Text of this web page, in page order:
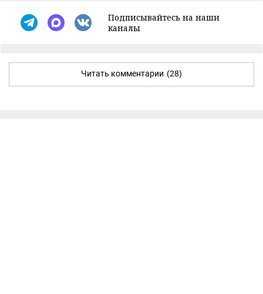
Подписывайтесь на наши
каналы
Читать комментарии (28)